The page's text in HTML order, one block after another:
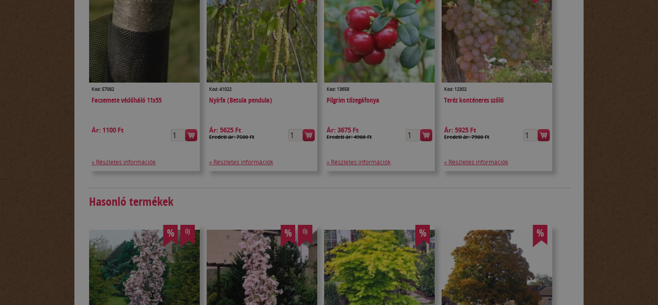
Kód: 57082
Facsemete védőháló 11x55
Ár: 1100 Ft
» Részletes információk
Kód: 41022
Nyírfa (Betula pendula)
Ár:5625 Ft
Eredeti ár: 7500 Ft
» Részletes információk
Kód: 13658
Pilgrim tőzegáfonya
Ár:3675 Ft
Eredeti ár: 4900 Ft
» Részletes információk
Kód: 12302
Teréz konténeres szőlő
Ár:5925 Ft
Eredeti ár: 7900 Ft
» Részletes információk
Hasonló termékek
% ÚJ % ÚJ % %